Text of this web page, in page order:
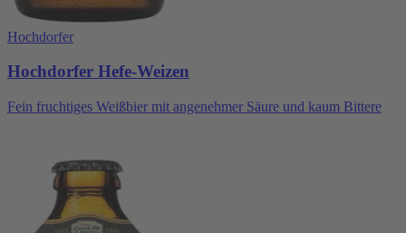
Hochdorfer
Hochdorfer Hefe-Weizen
Fein fruchtiges Weißbier mit angenehmer Säure und kaum Bittere